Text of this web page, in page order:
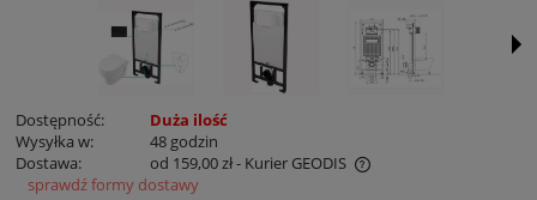
Dostępność:
Duża ilość
Wysyłka w:
48 godzin
Dostawa:
od 159,00 zł- Kurier GEODIS
Cena nie zawiera ewentualnych kosztów płatności
sprawdź formy dostawy